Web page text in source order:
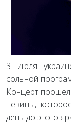
3 июля
сольной
Концерт
певицы,
день до этого